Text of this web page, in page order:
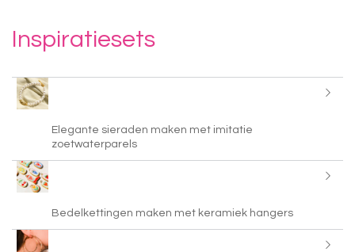
Inspiratiesets
Elegante sieraden maken met imitatie
zoetwaterparels
Bedelkettingen maken met keramiek hangers